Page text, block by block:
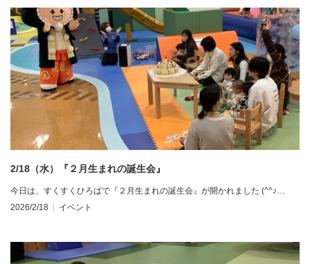
2/18（水）『２月生まれの誕生会』
今日は、すくすくひろばで『２月生まれの誕生会』が開かれました (^^♪…
2026/2/18
イベント